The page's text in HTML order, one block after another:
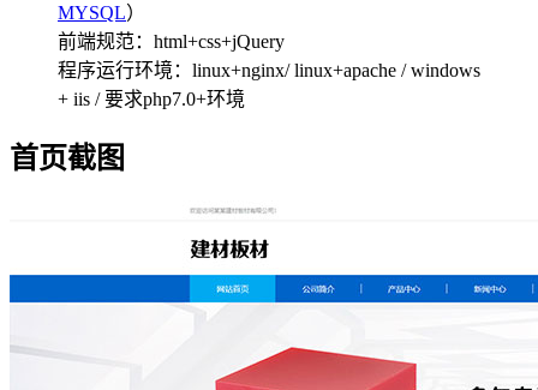
MYSQL）
前端规范：html+css+jQuery
程序运行环境：linux+nginx/ linux+apache / windows
+ iis / 要求php7.0+环境
首页截图